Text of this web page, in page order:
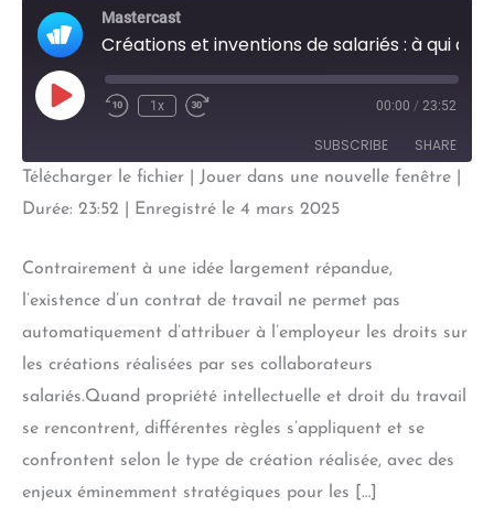
Mastercast
Play
Episode
1x 00:00 / 23:52
SUBSCRIBE SHARE
SHARE
EMBED
Télécharger le fichier Jouer dans une nouvelle fenêtre
Durée: 23:52
Enregistré le 4 mars 2025
Contrairement à une idée largement répandue,
l’existence d’un contrat de travail ne permet pas
automatiquement d’attribuer à l’employeur les droits sur
les créations réalisées par ses collaborateurs
salariés.Quand propriété intellectuelle et droit du travail
se rencontrent, différentes règles s’appliquent et se
confrontent selon le type de création réalisée, avec des
enjeux éminemment stratégiques pour les […]